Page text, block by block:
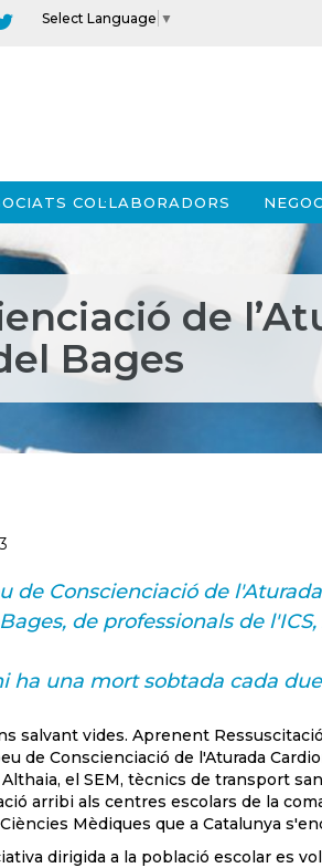
Select Language ▼
COL·LABORADORS
de
Bages
de Conscienciació de
de professionals de
ha una mort sobtada cada
salvant vides. Aprenent
de Conscienciació de l'Aturada
Althaia, el SEM, tècnics de transport
arribi als centres escolars de la
Mèdiques que a Catalunya
dirigida a la població escolar es